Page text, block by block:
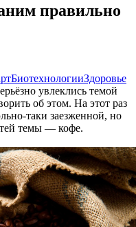
правильно
БиотехнологииЗдоровье
увлеклись темой
об этом. На этот раз
таки заезженной, но
темы — кофе.